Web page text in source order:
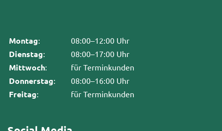
Montag: 08:00–12:00 Uhr
Dienstag: 08:00–17:00 Uhr
Mittwoch: für Terminkunden
Donnerstag: 08:00–16:00 Uhr
Freitag: für Terminkunden